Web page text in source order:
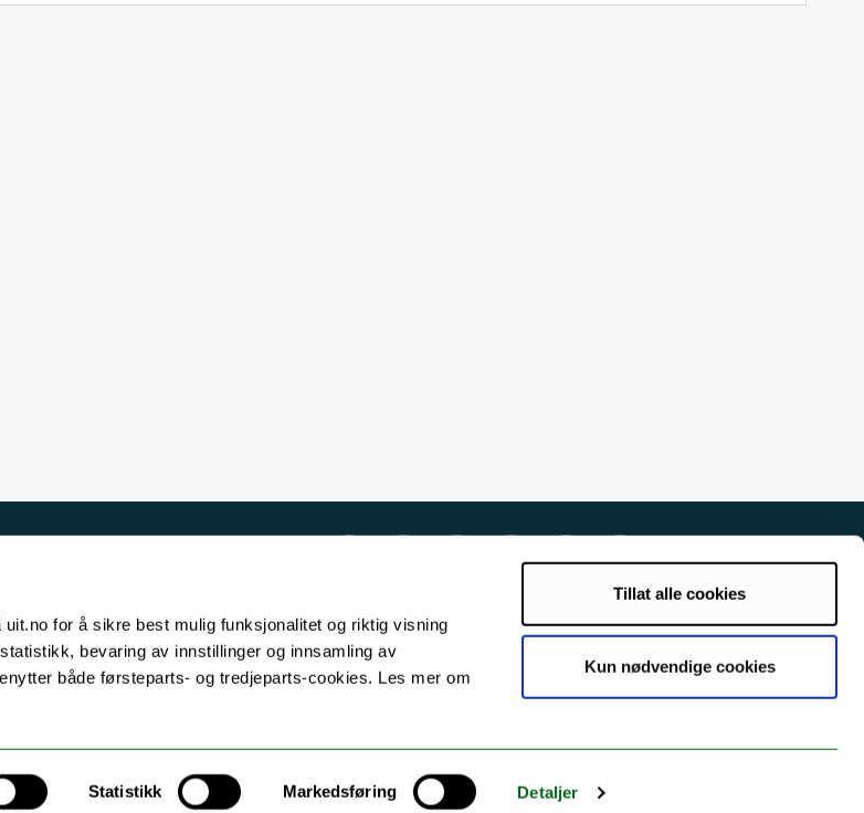
for å sikre best mulig funksjonalitet og riktig visning
bevaring av innstillinger og innsamling av
både førsteparts- og tredjeparts-cookies. Les mer om
Statistikk Markedsføring Detaljer
Tillat alle cookies
Kun nødvendige cookies